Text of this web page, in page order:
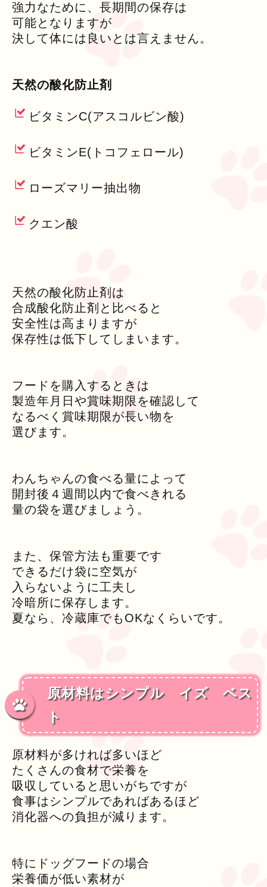
強力なために、長期間の保存は
可能となりますが
決して体には良いとは言えません。
天然の酸化防止剤
ビタミンC(アスコルビン酸)
ビタミンE(トコフェロール)
ローズマリー抽出物
クエン酸
天然の酸化防止剤は
合成酸化防止剤と比べると
安全性は高まりますが
保存性は低下してしまいます。
フードを購入するときは
製造年月日や賞味期限を確認して
なるべく賞味期限が長い物を
選びます。
わんちゃんの食べる量によって
開封後４週間以内で食べきれる
量の袋を選びましょう。
また、保管方法も重要です
できるだけ袋に空気が
入らないように工夫し
冷暗所に保存します。
夏なら、冷蔵庫でもOKなくらいです。
原材料はシンプル イズ ベス
ト
原材料が多ければ多いほど
たくさんの食材で栄養を
吸収していると思いがちですが
食事はシンプルであればあるほど
消化器への負担が減ります。
特にドッグフードの場合
栄養価が低い素材が